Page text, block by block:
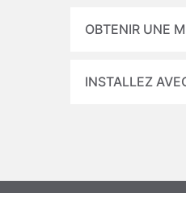
OBTENIR UNE
INSTALLEZ